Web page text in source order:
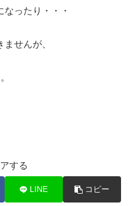
ったり・・・
せんが、
する
LINE コピー